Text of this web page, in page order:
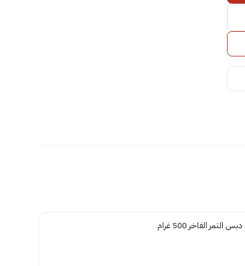
التمر الفاخر 500 غرام